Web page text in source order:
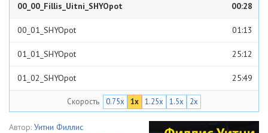
00_00_Fillis_Uitni_SHYOpot 00:28
00_01_SHYOpot 01:13
01_01_SHYOpot 25:12
01_02_SHYOpot 25:49
02_01_SHYOpot
02_02_SHYOpot
Скорость 0.75x 1x 1.25x 1.5x 2x
Автор: Уитни Филлис